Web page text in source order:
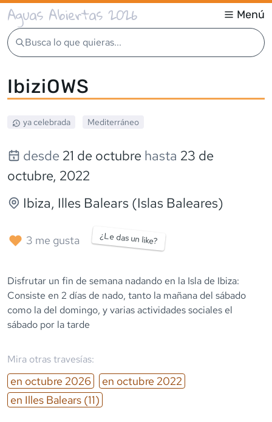
Aguas Abiertas 2026 Menú
Busca lo que quieras...
IbiziOWS
ya celebrada Mediterráneo
desde 21 de octubre hasta 23 de
octubre, 2022
Ibiza, Illes Balears (Islas Baleares)
3 me gusta ¿Le das un like?
Disfrutar un fin de semana nadando en la Isla de Ibiza:
Consiste en 2 días de nado, tanto la mañana del sábado
como la del domingo, y varias actividades sociales el
Mira otras travesías:
en octubre 2026 en octubre 2022
en Illes Balears (11)